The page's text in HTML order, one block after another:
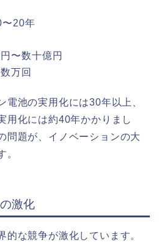
〜20年
〜数十億円
万回
電池の実用化には30年以上、
用化には約40年かかりまし
問題が、イノベーションの大
。
激化
的な競争が激化しています。